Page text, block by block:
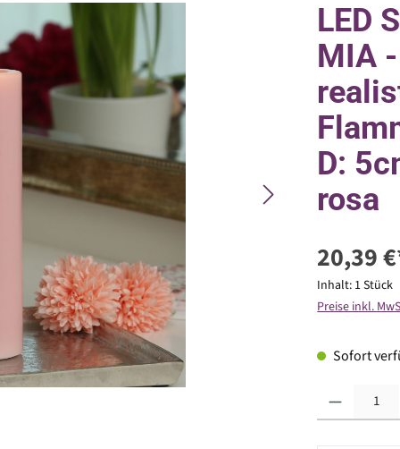
LED
MIA
D:
rosa
20,39
Inhalt: 1 Stück
Preise inkl.
Sofort